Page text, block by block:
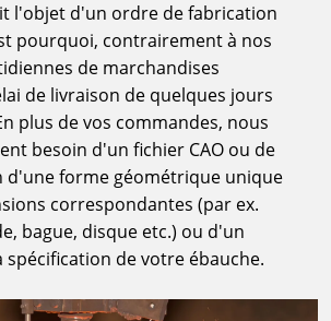
l'objet d'un ordre de fabrication
pourquoi, contrairement à nos
de marchandises
de livraison de quelques jours
plus de vos commandes, nous
besoin d'un fichier CAO ou de
d'une forme géométrique unique
correspondantes (par ex.
bague, disque etc.) ou d'un
spécification de votre ébauche.